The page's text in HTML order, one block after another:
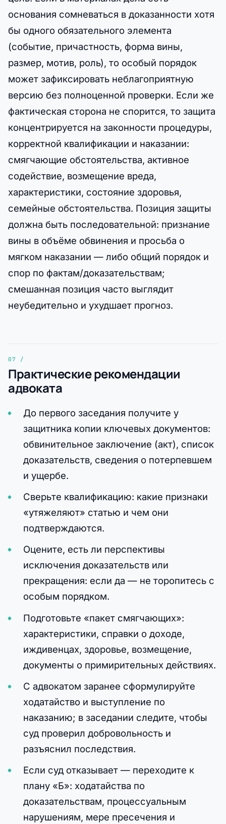
основания сомневаться в доказанности хотя
бы одного обязательного элемента
(событие, причастность, форма вины,
размер, мотив, роль), то особый порядок
может зафиксировать неблагоприятную
версию без полноценной проверки. Если же
фактическая сторона не спорится, то защита
концентрируется на законности процедуры,
корректной квалификации и наказании:
смягчающие обстоятельства, активное
содействие, возмещение вреда,
характеристики, состояние здоровья,
семейные обстоятельства. Позиция защиты
должна быть последовательной: признание
вины в объёме обвинения и просьба о
мягком наказании — либо общий порядок и
спор по фактам/доказательствам;
смешанная позиция часто выглядит
неубедительно и ухудшает прогноз.
Практические рекомендации
адвоката
До первого заседания получите у
защитника копии ключевых документов:
обвинительное заключение (акт), список
доказательств, сведения о потерпевшем
и ущербе.
Сверьте квалификацию: какие признаки
«утяжеляют» статью и чем они
подтверждаются.
Оцените, есть ли перспективы
исключения доказательств или
прекращения: если да — не торопитесь с
особым порядком.
Подготовьте «пакет смягчающих»:
характеристики, справки о доходе,
иждивенцах, здоровье, возмещение,
документы о примирительных действиях.
С адвокатом заранее сформулируйте
ходатайство и выступление по
наказанию; в заседании следите, чтобы
суд проверил добровольность и
разъяснил последствия.
Если суд отказывает — переходите к
плану «Б»: ходатайства по
доказательствам, процессуальным
нарушениям, мере пресечения и